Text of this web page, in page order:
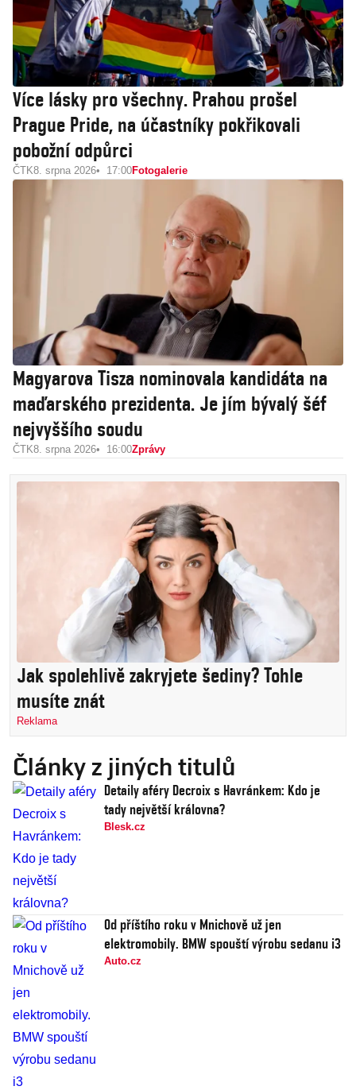
Více lásky pro všechny. Prahou prošel
Prague Pride, na účastníky pokřikovali
pobožní odpůrci
ČTK8. srpna 2026 17:00Fotogalerie
Magyarova Tisza nominovala kandidáta na
maďarského prezidenta. Je jím bývalý šéf
nejvyššího soudu
ČTK8. srpna 2026 16:00Zprávy
Jak spolehlivě zakryjete šediny? Tohle
musíte znát
Reklama
Články z jiných titulů
Detaily aféry Decroix s Havránkem: Kdo je
tady největší královna?
Blesk.cz
Od příštího roku v Mnichově už jen
elektromobily. BMW spouští výrobu sedanu i3
Auto.cz